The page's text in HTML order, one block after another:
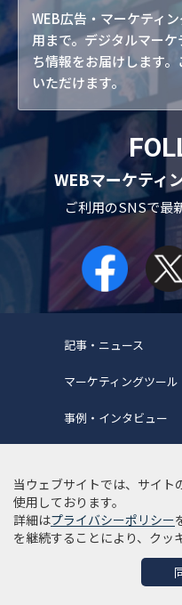
WEB広告・マーケティ
用まで。デジタルマー
ち情報をお届けします
いただけます。
WEBマーケティ
ご利用のSNSで最
記事・ニュース
マーケティングツール
事例・インタビュー
当サイトについて
利用規約
©Copyright 2022
当ウェブサイトでは、サイト
使用しております。
詳細はプライバシーポリシー
を継続することにより、クッ